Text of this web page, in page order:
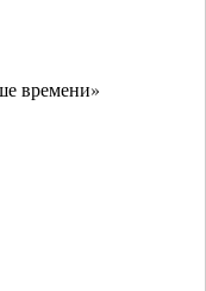
времени»